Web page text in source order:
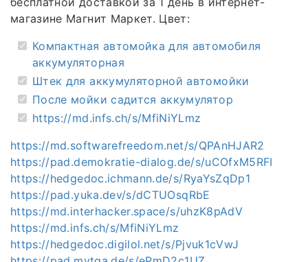
магазине Магнит Маркет. Цвет:
Компактная автомойка для автомобиля
аккумуляторная
Штек для аккумуляторной автомойки
После мойки садится аккумулятор
https://md.infs.ch/s/MfiNiYLmz
https://md.softwarefreedom.net/s/QPAnHJAR2
https://pad.demokratie-dialog.de/s/uCOfxM5RFI
https://hedgedoc.ichmann.de/s/RyaYsZqDp1
https://pad.yuka.dev/s/dCTUOsqRbE
https://md.interhacker.space/s/uhzK8pAdV
https://md.infs.ch/s/MfiNiYLmz
https://hedgedoc.digilol.net/s/Pjvuk1cVwJ